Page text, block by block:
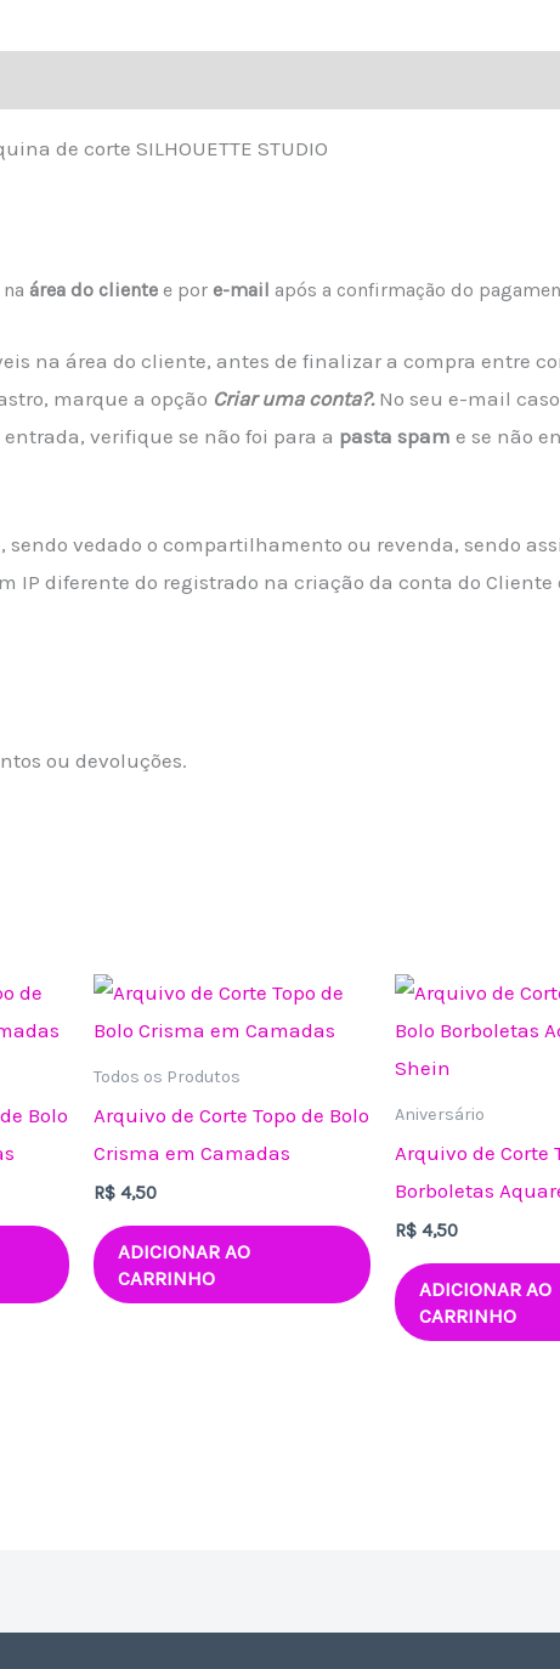
de corte SILHOUETTE STUDIO
área do cliente e pore-mail após a confirmação do
na área do cliente, antes de finalizar a compra entre
marque a opção Criar uma conta?. No seu e-mail
verifique se não foi para a pasta spame se não
vedado o compartilhamento ou revenda, sendo
IP diferente do registrado na criação da conta do Cliente
ou devoluções.
Bolo
Todos os Produtos
Arquivo de Corte Topo de Bolo
Crisma em Camadas
R$ 4,50
ADICIONAR AO
CARRINHO
Aniversário
Arquivo de Corte
Borboletas
R$ 4,50
ADICIONAR AO
CARRINHO